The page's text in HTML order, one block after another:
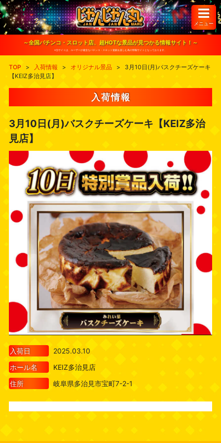
S
k
i
o
メニュー
～全国パチンコ・スロット店、超HOTな景品が見つかる情報サイト！～
※当サイトは、ユーザーが健全なパチンコ・スロット遊戯を楽しむ為の情報サイトとなっております。
TOP > 入荷情報 > オリジナル景品 >
3月10日(月)バスクチーズケーキ
【KEIZ多治見店】
入荷情報
3月10日(月)バスクチーズケーキ【KEIZ多治
見店】
入荷日
2025.03.10
ホール名
KEIZ多治見店
住所
岐阜県多治見市宝町7-2-1